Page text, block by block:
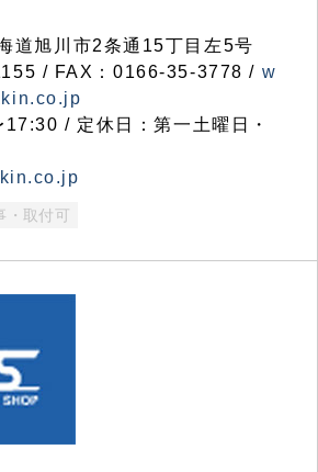
旭川市2条通15丁目左5号
/ FAX：0166-35-3778 / w
/ 定休日：第一土曜日・
・取付可